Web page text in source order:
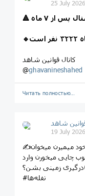
25 July
کانال قوانین شاهد
@ghavanineshahed
Читать полностью…
شاهد
19 July
✍کسایی که تو هوای ۳۰ درجه خود به خود میمیرن میخوان
۵۰ درجه جنوب چایی میخورن وارد
#نفله‌ها